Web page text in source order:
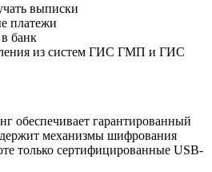
выписки
платежи
банк
из систем ГИС ГМП и ГИС
обеспечивает гарантированный
механизмы шифрования
только сертифицированные USB-